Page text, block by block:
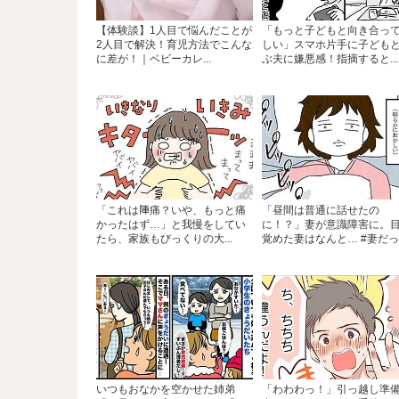
【体験談】1人目で悩んだことが
2人目で解決！育児方法でこんな
に差が！｜ベビーカレ...
「もっと子どもと向き合っ
しい」スマホ片手に子ども
ぶ夫に嫌悪感！指摘すると...
「これは陣痛？いや、もっと痛
かったはず…」と我慢をしてい
たら、家族もびっくりの大...
「昼間は普通に話せたの
に！？」妻が意識障害に。
覚めた妻はなんと… #妻だ
いつもおなかを空かせた姉弟
「わわわっ！」引っ越し準